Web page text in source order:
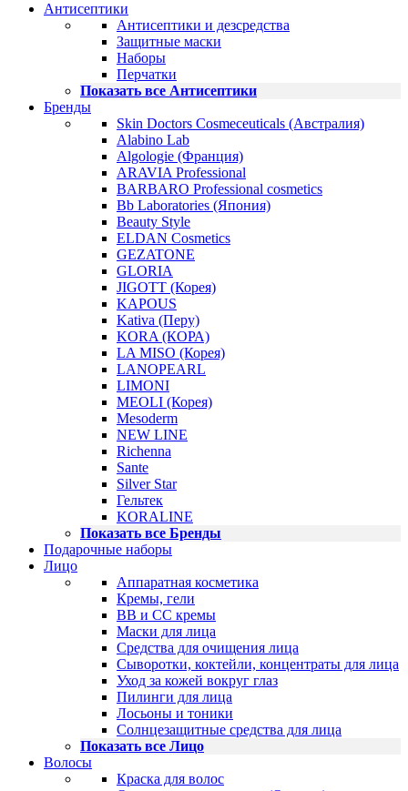
Антисептики
Антисептики и дезсредства
Защитные маски
Наборы
Перчатки
Показать все Антисептики
Бренды
Skin Doctors Cosmeceuticals (Австралия)
Alabino Lab
Algologie (Франция)
ARAVIA Professional
BARBARO Professional cosmetics
Bb Laboratories (Япония)
Beauty Style
ELDAN Cosmetics
GEZATONE
GLORIA
JIGOTT (Корея)
KAPOUS
Kativa (Перу)
KORA (КОРА)
LA MISO (Корея)
LANOPEARL
LIMONI
MEOLI (Корея)
Mesoderm
NEW LINE
Richenna
Sante
Silver Star
Гельтек
KORALINE
Показать все Бренды
Подарочные наборы
Лицо
Аппаратная косметика
Кремы, гели
BB и CC кремы
Маски для лица
Средства для очищения лица
Сыворотки, коктейли, концентраты для лица
Уход за кожей вокруг глаз
Пилинги для лица
Лосьоны и тоники
Солнцезащитные средства для лица
Показать все Лицо
Волосы
Краска для волос